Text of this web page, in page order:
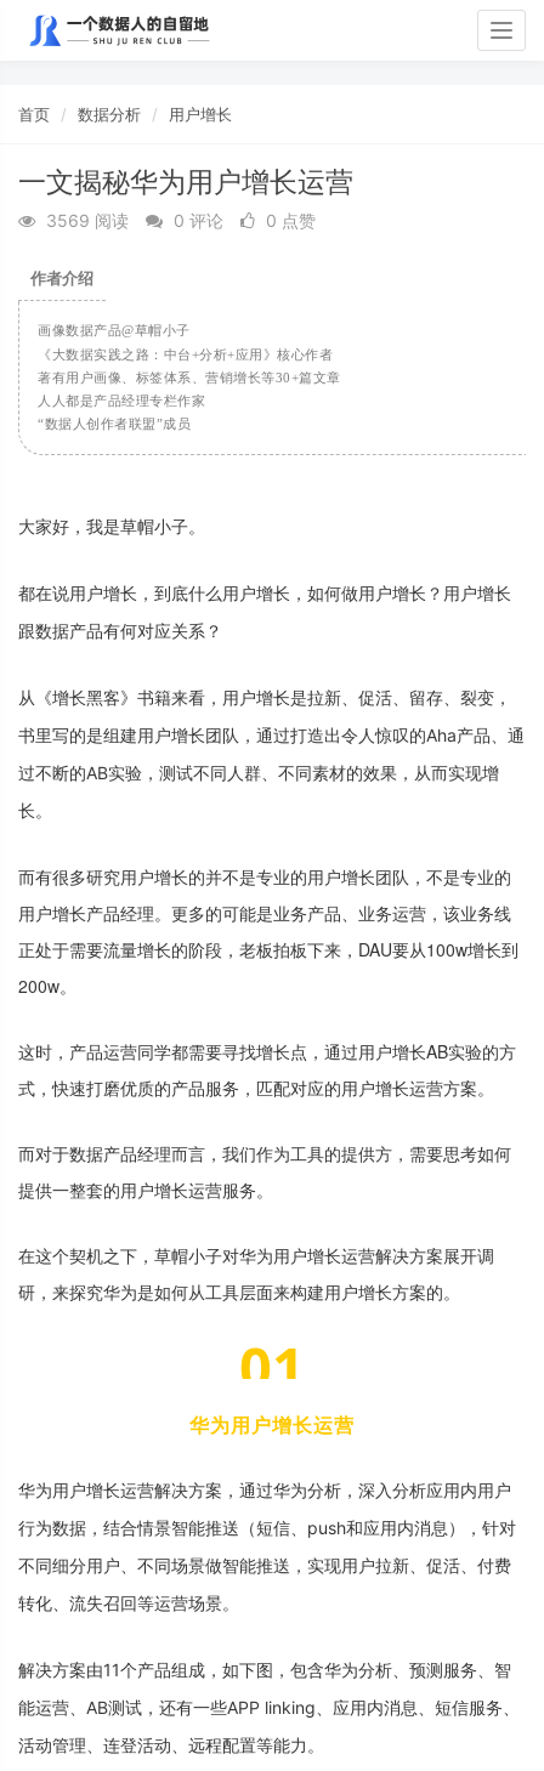
首页 数据分析 用户增长
一文揭秘华为用户增长运营
3569 阅读 0 评论 0 点赞
作者介绍
画像数据产品@草帽小子
《大数据实践之 路 ： 中台+分析+应用 》 核心作者
著有用 户画像 标签体系 营销增长等30+篇文章
人 人 都是产品经理专栏作家
“数据 人 创作者联盟”成 员
大家好 ， 我是草帽小子。
都在说用 户增长 ， 到底什么 用 户增长 ， 如何做用 户增长 ？ 用 户增长
跟数据产品有何对应关系 ？
从 《增长黑客》 书籍来看 ， 用 户增长是拉新 促活 留存 裂变 ，
书里写的是组建用 户增长团队 ， 通过打造出令 人惊叹的Aha产品
通
过不断的AB实验 ， 测试不同 人群 不同素材的效果 ， 从而实现增
长。
而有很多研究用户增长的并不是专业的用户增长团队 ， 不是专业的
用户增长产品经理。 更多的可能是业务产品、 业务运营 ， 该业务线
正处于需要流量增长的阶段 ， 老板拍板下来 ， DAU要从100w增长到
200w。
这时 ， 产品运营同学都需要寻找增长点 ， 通过用户增长AB实验的方
式 ，快速打磨优质的产品服务 ， 匹配对应的用户增长运营方案。
而对于数据产品经理而言 ， 我们作为工具的提供方 ， 需要思考如何
提供一整套的用户增长运营服务。
在这个契机之下 ， 草帽小子对华为用户增长运营解决方案展开调
研 ， 来探究华为是如何从工具层面来构建用户增长方案的。
01
华为用户增长运营
华为用 户增长运营解决方案 ， 通过华为分析 ， 深 入分析应用内用 户
行为数据 ， 结合情景智能推送 （短信 push和应用内消息 ） ， 针对
不同细分用 户 不同场景做智能推送 ， 实现用 户拉新 促活 付费
转化 流失召回等运营场景。
解决方案由11个产品组成 ， 如下图 ， 包含华为分析 预测服务
智
能运营 AB测试 ， 还有一些APP linking 应用内消息 短信服务
活动管理 连登活动 远程配置等能力 。